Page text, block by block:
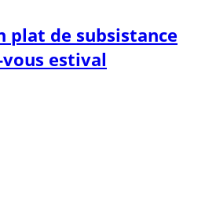
plat de subsistance
estival